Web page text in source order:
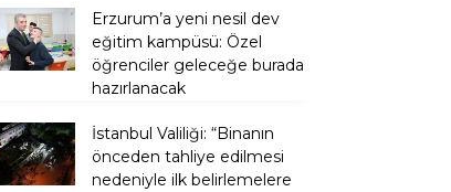
Erzurum’a yeni nesil dev
eğitim kampüsü: Özel
öğrenciler geleceğe burada
hazırlanacak
İstanbul Valiliği: “Binanın
önceden tahliye edilmesi
nedeniyle ilk belirlemelere